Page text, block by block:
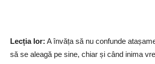
Lecția lor: A învăța să nu confunde
să se aleagă pe sine, chiar și când inima